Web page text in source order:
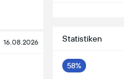
16.08.2026 Statistiken
58%